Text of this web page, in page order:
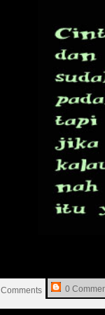
Comments 0